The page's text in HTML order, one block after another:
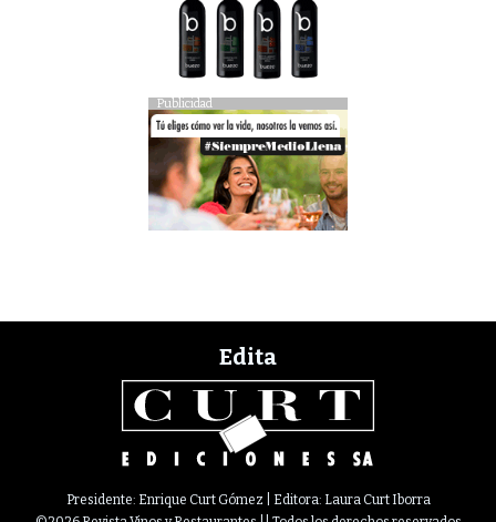
Publicidad
Edita
Presidente: Enrique Curt Gómez | Editora: Laura Curt Iborra